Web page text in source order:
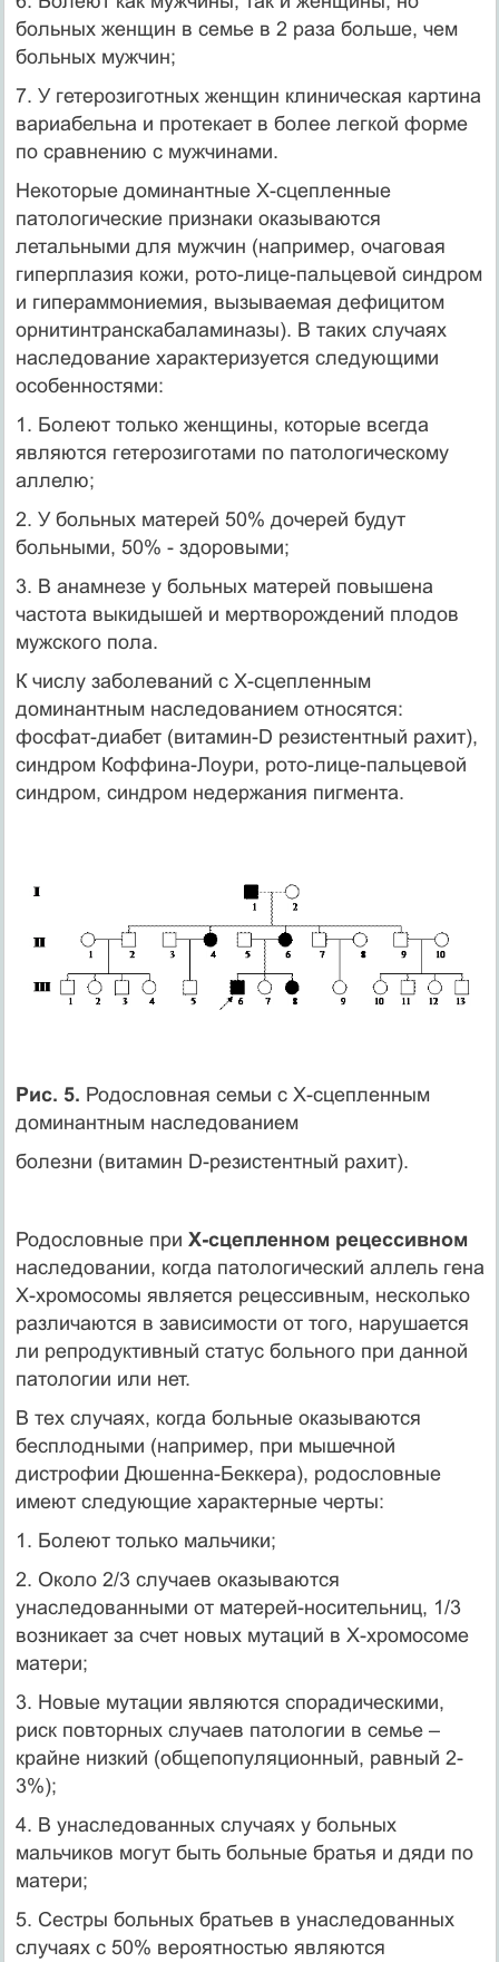
больных женщин в семье в 2 раза больше, чем
больных мужчин;
7. У гетерозиготных женщин клиническая картина
вариабельна и протекает в более легкой форме
по сравнению с мужчинами.
Некоторые доминантные Х-сцепленные
патологические признаки оказываются
летальными для мужчин (например, очаговая
гиперплазия кожи, рото-лице-пальцевой синдром
и гипераммониемия, вызываемая дефицитом
орнитинтранскабаламиназы). В таких случаях
наследование характеризуется следующими
особенностями:
1. Болеют только женщины, которые всегда
являются гетерозиготами по патологическому
аллелю;
2. У больных матерей 50% дочерей будут
больными, 50% - здоровыми;
3. В анамнезе у больных матерей повышена
частота выкидышей и мертворождений плодов
мужского пола.
К числу заболеваний с Х-сцепленным
доминантным наследованием относятся:
фосфат-диабет (витамин-D резистентный рахит),
синдром Коффина-Лоури, рото-лице-пальцевой
синдром, синдром недержания пигмента.
Рис. 5. Родословная семьи с Х-сцепленным
доминантным наследованием
болезни (витамин D-резистентный рахит).
Родословные при Х-сцепленном рецессивном
наследовании, когда патологический аллель гена
Х-хромосомы является рецессивным, несколько
различаются в зависимости от того, нарушается
ли репродуктивный статус больного при данной
патологии или нет.
В тех случаях, когда больные оказываются
бесплодными (например, при мышечной
дистрофии Дюшенна-Беккера), родословные
имеют следующие характерные черты:
1. Болеют только мальчики;
2. Около 2/3 случаев оказываются
унаследованными от матерей-носительниц, 1/3
возникает за счет новых мутаций в Х-хромосоме
матери;
3. Новые мутации являются спорадическими,
риск повторных случаев патологии в семье –
крайне низкий (общепопуляционный, равный 2-
3%);
4. В унаследованных случаях у больных
мальчиков могут быть больные братья и дяди по
матери;
5. Сестры больных братьев в унаследованных
случаях с 50% вероятностью являются